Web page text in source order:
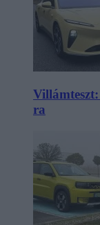
ra